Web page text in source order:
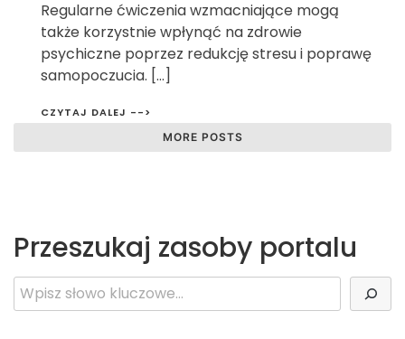
Regularne ćwiczenia wzmacniające mogą
także korzystnie wpłynąć na zdrowie
psychiczne poprzez redukcję stresu i poprawę
samopoczucia. […]
CZYTAJ DALEJ -->
MORE POSTS
Przeszukaj zasoby portalu
Szukaj